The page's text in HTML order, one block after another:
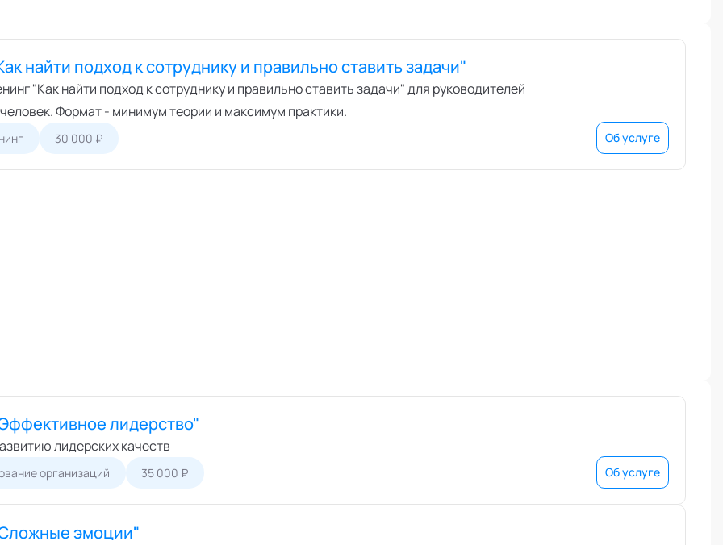
найти подход к сотруднику и правильно ставить задачи"
"Как найти подход к сотруднику и правильно ставить задачи" для руководителей
Формат - минимум теории и максимум практики.
30 000 ₽ Об услуге
лидерство"
лидерских качеств
организаций 35 000 ₽ Об услуге
эмоции"